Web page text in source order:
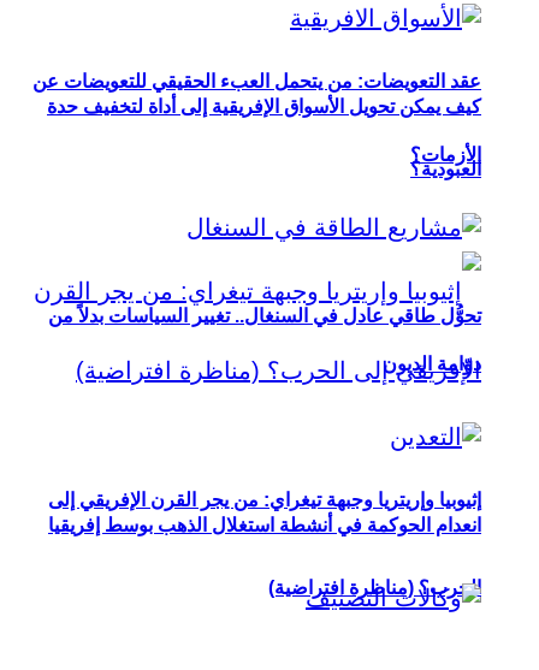
عقد التعويضات: من يتحمل العبء الحقيقي للتعويضات عن
العبودية؟
إثيوبيا وإريتريا وجبهة تيغراي: من يجر القرن الإفريقي إلى
الحرب؟ (مناظرة افتراضية)
كيف يمكن تحويل الأسواق الإفريقية إلى أداة لتخفيف حدة
الأزمات؟
تحوُّل طاقي عادل في السنغال.. تغيير السياسات بدلاً من
دوّامة الديون
انعدام الحوكمة في أنشطة استغلال الذهب بوسط إفريقيا